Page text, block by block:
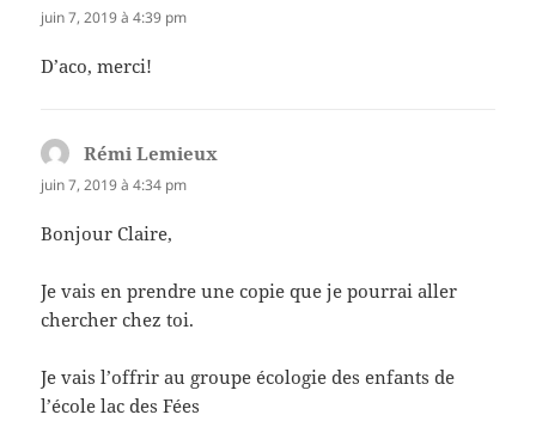
juin 7, 2019 à 4:39 pm
D’aco, merci!
Rémi Lemieux
juin 7, 2019 à 4:34 pm
Bonjour Claire,
Je vais en prendre une copie que je pourrai aller
chercher chez toi.
Je vais l’offrir au groupe écologie des enfants de
l’école lac des Fées